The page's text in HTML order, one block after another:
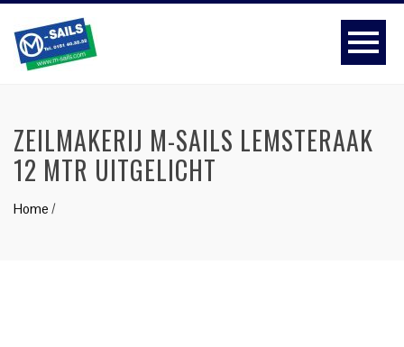
ZEILMAKERIJ M-SAILS LEMSTERAAK
12 MTR UITGELICHT
Home /